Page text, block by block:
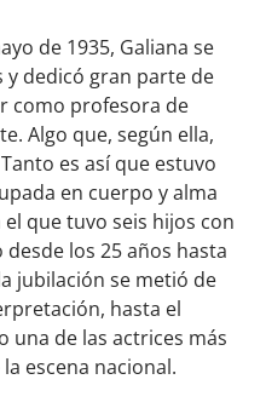
de 1935, Galiana se
y dedicó gran parte de
como profesora de
Algo que, según ella,
es así que estuvo
en cuerpo y alma
que tuvo seis hijos con
desde los 25 años hasta
jubilación se metió de
hasta el
una de las actrices más
escena nacional.